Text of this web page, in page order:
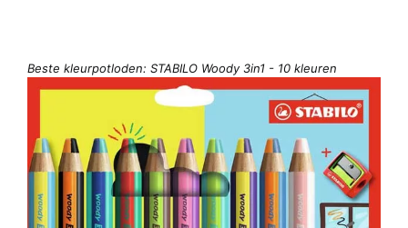
Beste kleurpotloden: STABILO Woody 3in1 - 10 kleuren